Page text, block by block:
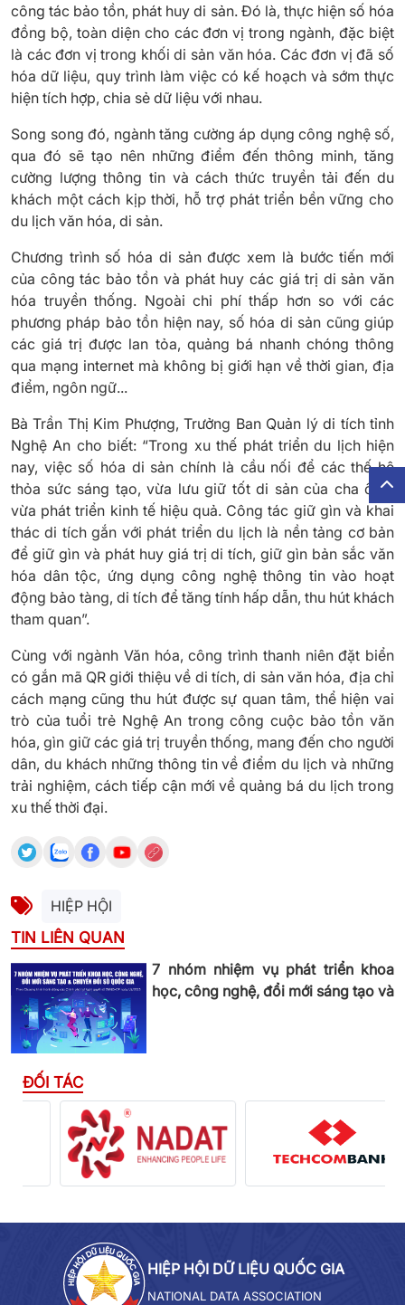
công tác bảo tồn, phát huy di sản. Đó là, thực hiện số hóa
đồng bộ, toàn diện cho các đơn vị trong ngành, đặc biệt
là các đơn vị trong khối di sản văn hóa. Các đơn vị đã số
hóa dữ liệu, quy trình làm việc có kế hoạch và sớm thực
hiện tích hợp, chia sẻ dữ liệu với nhau.
Song song đó, ngành tăng cường áp dụng công nghệ số,
qua đó sẽ tạo nên những điểm đến thông minh, tăng
cường lượng thông tin và cách thức truyền tải đến du
khách một cách kịp thời, hỗ trợ phát triển bền vững cho
du lịch văn hóa, di sản.
Chương trình số hóa di sản được xem là bước tiến mới
của công tác bảo tồn và phát huy các giá trị di sản văn
hóa truyền thống. Ngoài chi phí thấp hơn so với các
phương pháp bảo tồn hiện nay, số hóa di sản cũng giúp
các giá trị được lan tỏa, quảng bá nhanh chóng thông
qua mạng internet mà không bị giới hạn về thời gian, địa
điểm, ngôn ngữ...
Bà Trần Thị Kim Phượng, Trưởng Ban Quản lý di tích tỉnh
Nghệ An cho biết: “Trong xu thế phát triển du lịch hiện
nay, việc số hóa di sản chính là cầu nối để các thế hệ
thỏa sức sáng tạo, vừa lưu giữ tốt di sản của cha ông,
vừa phát triển kinh tế hiệu quả. Công tác giữ gìn và khai
thác di tích gắn với phát triển du lịch là nền tảng cơ bản
để giữ gìn và phát huy giá trị di tích, giữ gìn bản sắc văn
hóa dân tộc, ứng dụng công nghệ thông tin vào hoạt
động bảo tàng, di tích để tăng tính hấp dẫn, thu hút khách
tham quan”.
Cùng với ngành Văn hóa, công trình thanh niên đặt biển
có gắn mã QR giới thiệu về di tích, di sản văn hóa, địa chỉ
cách mạng cũng thu hút được sự quan tâm, thể hiện vai
trò của tuổi trẻ Nghệ An trong công cuộc bảo tồn văn
hóa, gìn giữ các giá trị truyền thống, mang đến cho người
dân, du khách những thông tin về điểm du lịch và những
trải nghiệm, cách tiếp cận mới về quảng bá du lịch trong
xu thế thời đại.
HIỆP HỘI
TIN LIÊN QUAN
7 nhóm nhiệm vụ phát triển khoa
học, công nghệ, đổi mới sáng tạo và
ĐỐI TÁC
HIỆP HỘI DỮ LIỆU QUỐC GIA
NATIONAL DATA ASSOCIATION